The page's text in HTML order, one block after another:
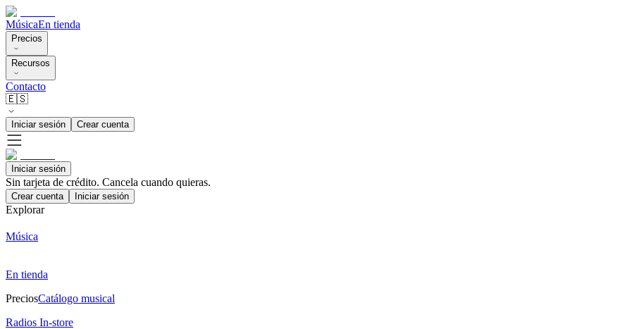
MúsicaEn tienda
Precios
Recursos
Contacto
🇪🇸
Iniciar sesión Crear cuenta
Iniciar sesión
Sin tarjeta de crédito. Cancela cuando quieras.
Crear cuenta Iniciar sesión
Explorar
Música
En tienda
PreciosCatálogo musical
Radios In-store